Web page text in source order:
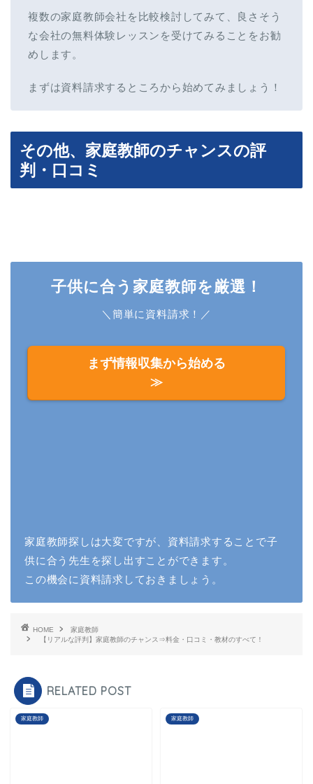
複数の家庭教師会社を比較検討してみて、良さそう
な会社の無料体験レッスンを受けてみることをお勧
めします。
まずは資料請求するところから始めてみましょう！
その他、家庭教師のチャンスの評
判・口コミ
子供に合う家庭教師を厳選！
＼簡単に資料請求！／
まず情報収集から始める
≫
家庭教師探しは大変ですが、資料請求することで子
供に合う先生を探し出すことができます。
この機会に資料請求しておきましょう。
HOME
家庭教師
【リアルな評判】家庭教師のチャンス⇒料金・口コミ・教材のすべて！
RELATED POST
家庭教師 家庭教師